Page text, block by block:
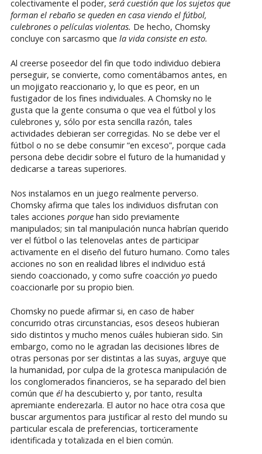
colectivamente el poder, será cuestión que los sujetos que
forman el rebaño se queden en casa viendo el fútbol,
culebrones o películas violentas. De hecho, Chomsky
concluye con sarcasmo que la vida consiste en esto.
Al creerse poseedor del fin que todo individuo debiera
perseguir, se convierte, como comentábamos antes, en
un mojigato reaccionario y, lo que es peor, en un
fustigador de los fines individuales. A Chomsky no le
gusta que la gente consuma o que vea el fútbol y los
culebrones y, sólo por esta sencilla razón, tales
actividades debieran ser corregidas. No se debe ver el
fútbol o no se debe consumir “en exceso”, porque cada
persona debe decidir sobre el futuro de la humanidad y
dedicarse a tareas superiores.
Nos instalamos en un juego realmente perverso.
Chomsky afirma que tales los individuos disfrutan con
tales acciones porquehan sido previamente
manipulados; sin tal manipulación nunca habrían querido
ver el fútbol o las telenovelas antes de participar
activamente en el diseño del futuro humano. Como tales
acciones no son en realidad libres el individuo está
siendo coaccionado, y como sufre coacción yopuedo
coaccionarle por su propio bien.
Chomsky no puede afirmar si, en caso de haber
concurrido otras circunstancias, esos deseos hubieran
sido distintos y mucho menos cuáles hubieran sido. Sin
embargo, como no le agradan las decisiones libres de
otras personas por ser distintas a las suyas, arguye que
la humanidad, por culpa de la grotesca manipulación de
los conglomerados financieros, se ha separado del bien
común que él ha descubierto y, por tanto, resulta
apremiante enderezarla. El autor no hace otra cosa que
buscar argumentos para justificar al resto del mundo su
particular escala de preferencias, torticeramente
identificada y totalizada en el bien común.